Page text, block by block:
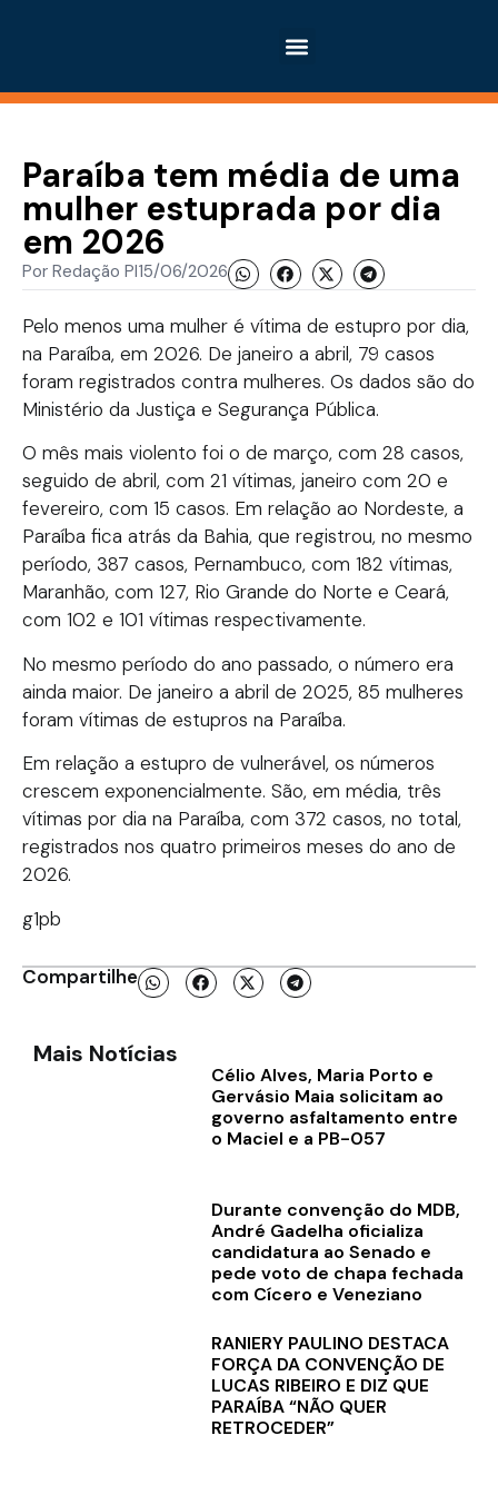
Paraíba tem média de uma
mulher estuprada por dia
em 2026
Por Redação PI15/06/2026
Pelo menos uma mulher é vítima de estupro por dia,
na Paraíba, em 2026. De janeiro a abril, 79 casos
foram registrados contra mulheres. Os dados são do
Ministério da Justiça e Segurança Pública.
O mês mais violento foi o de março, com 28 casos,
seguido de abril, com 21 vítimas, janeiro com 20 e
fevereiro, com 15 casos. Em relação ao Nordeste, a
Paraíba fica atrás da Bahia, que registrou, no mesmo
período, 387 casos, Pernambuco, com 182 vítimas,
Maranhão, com 127, Rio Grande do Norte e Ceará,
com 102 e 101 vítimas respectivamente.
No mesmo período do ano passado, o número era
ainda maior. De janeiro a abril de 2025, 85 mulheres
foram vítimas de estupros na Paraíba.
Em relação a estupro de vulnerável, os números
crescem exponencialmente. São, em média, três
vítimas por dia na Paraíba, com 372 casos, no total,
registrados nos quatro primeiros meses do ano de
2026.
g1pb
Compartilhe
Mais Notícias
Célio Alves, Maria Porto e
Gervásio Maia solicitam ao
governo asfaltamento entre
o Maciel e a PB-057
Durante convenção do MDB,
André Gadelha oficializa
candidatura ao Senado e
pede voto de chapa fechada
com Cícero e Veneziano
RANIERY PAULINO DESTACA
FORÇA DA CONVENÇÃO DE
LUCAS RIBEIRO E DIZ QUE
PARAÍBA “NÃO QUER
RETROCEDER”